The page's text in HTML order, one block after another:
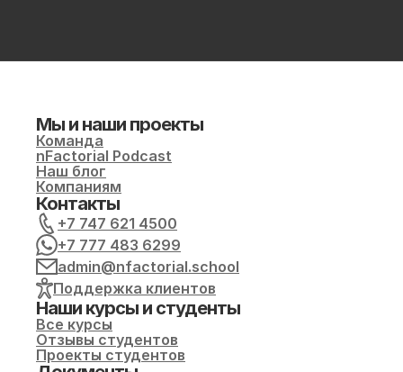
Мы и наши проекты
Команда
nFactorial Podcast
Наш блог
Компаниям
Контакты
+7 747 621 4500
+7 777 483 6299
admin@nfactorial.school
Поддержка клиентов
Наши курсы и студенты
Все курсы
Отзывы студентов
Проекты студентов